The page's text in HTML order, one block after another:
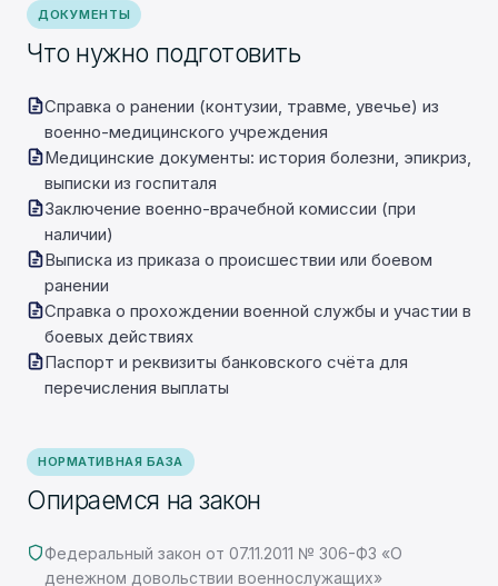
ДОКУМЕНТЫ
Что нужно подготовить
Справка о ранении (контузии, травме, увечье) из
военно-медицинского учреждения
Медицинские документы: история болезни, эпикриз,
выписки из госпиталя
Заключение военно-врачебной комиссии (при
наличии)
Выписка из приказа о происшествии или боевом
ранении
Справка о прохождении военной службы и участии в
боевых действиях
Паспорт и реквизиты банковского счёта для
перечисления выплаты
НОРМАТИВНАЯ БАЗА
Опираемся на закон
Федеральный закон от 07.11.2011 № 306-ФЗ «О
денежном довольствии военнослужащих»